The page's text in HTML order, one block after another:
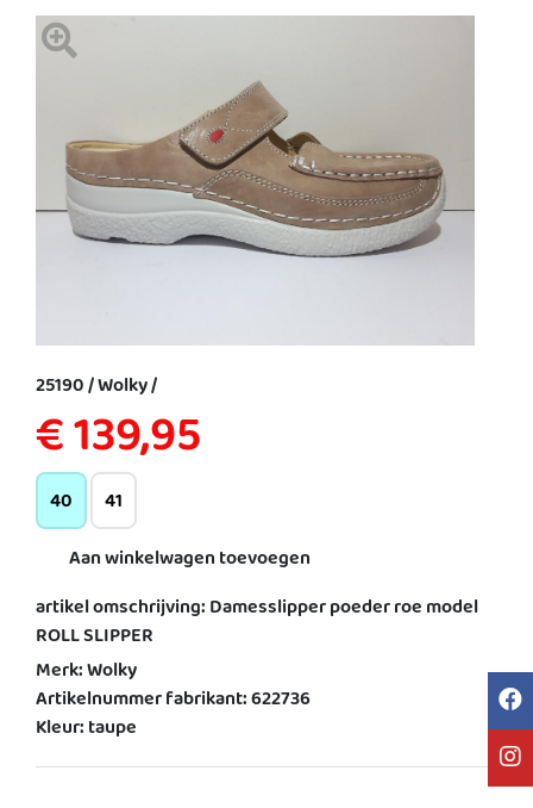
25190 / Wolky /
€ 139,95
40 41
Aan winkelwagen toevoegen
artikel omschrijving: Damesslipper poeder roe model
ROLL SLIPPER
Merk: Wolky
Artikelnummer fabrikant: 622736
Kleur: taupe